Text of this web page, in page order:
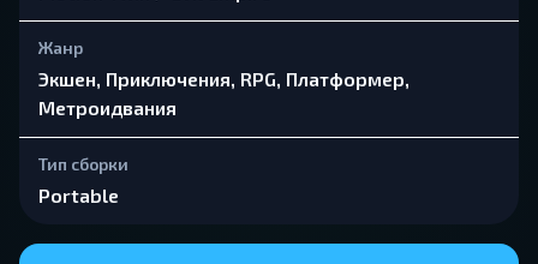
Жанр
Экшен, Приключения, RPG, Платформер,
Метроидвания
Тип сборки
Portable